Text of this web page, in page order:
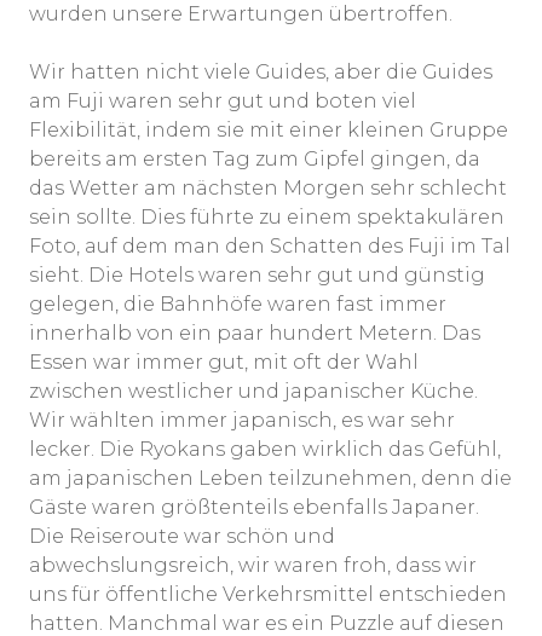
wurden unsere Erwartungen übertroffen.
Wir hatten nicht viele Guides, aber die Guides
am Fuji waren sehr gut und boten viel
Flexibilität, indem sie mit einer kleinen Gruppe
bereits am ersten Tag zum Gipfel gingen, da
das Wetter am nächsten Morgen sehr schlecht
sein sollte. Dies führte zu einem spektakulären
Foto, auf dem man den Schatten des Fuji im Tal
sieht. Die Hotels waren sehr gut und günstig
gelegen, die Bahnhöfe waren fast immer
innerhalb von ein paar hundert Metern. Das
Essen war immer gut, mit oft der Wahl
zwischen westlicher und japanischer Küche.
Wir wählten immer japanisch, es war sehr
lecker. Die Ryokans gaben wirklich das Gefühl,
am japanischen Leben teilzunehmen, denn die
Gäste waren größtenteils ebenfalls Japaner.
Die Reiseroute war schön und
abwechslungsreich, wir waren froh, dass wir
uns für öffentliche Verkehrsmittel entschieden
hatten. Manchmal war es ein Puzzle auf diesen